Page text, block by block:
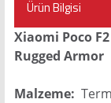
Ürün Bilgisi
Xiaomi Poco
Rugged Armor
Malzeme: